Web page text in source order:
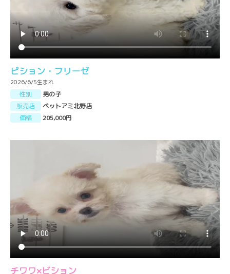
ビション・フリーゼ
2026/6/5生まれ
性別
男の子
販売店
ペットアミ北野店
価格
205,000円
チワワ×ビション